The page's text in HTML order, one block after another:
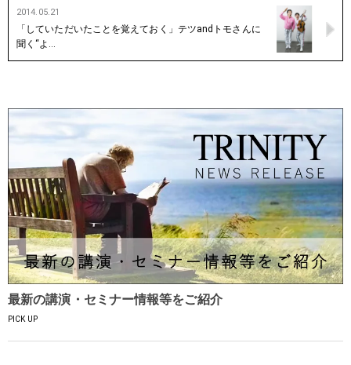
2014.05.21
「していただいたことを覚えておく」テツandトモさんに
聞く“よ…
最新の講演・セミナー情報等をご紹介
PICK UP